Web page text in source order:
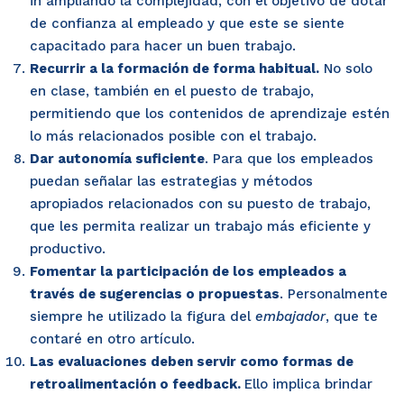
de confianza al empleado y que este se siente
capacitado para hacer un buen trabajo.
Recurrir a la formación de forma habitual. No solo
en clase, también en el puesto de trabajo,
permitiendo que los contenidos de aprendizaje estén
lo más relacionados posible con el trabajo.
Dar autonomía suficiente. Para que los empleados
puedan señalar las estrategias y métodos
apropiados relacionados con su puesto de trabajo,
que les permita realizar un trabajo más eficiente y
productivo.
Fomentar la participación de los empleados a
través de sugerencias o propuestas. Personalmente
siempre he utilizado la figura del embajador, que te
contaré en otro artículo.
Las evaluaciones deben servir como formas de
retroalimentación o feedback. Ello implica brindar